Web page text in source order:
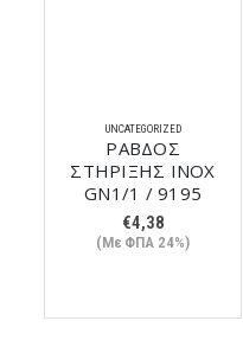
UNCATEGORIZED
ΡΑΒΔΟΣ
ΣΤΗΡΙΞΗΣ ΙΝΟΧ
GN1/1 / 9195
€4,38
(Με ΦΠΑ 24%)